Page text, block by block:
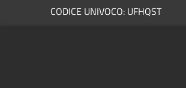
CODICE UNIVOCO: UFHQST